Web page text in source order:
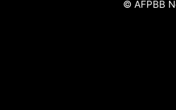
© AFPBB